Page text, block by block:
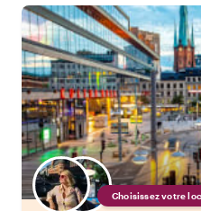
Choisissez votre